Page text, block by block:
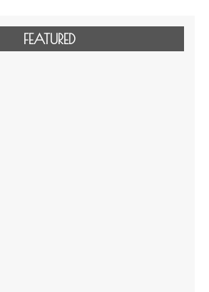
FEATURED